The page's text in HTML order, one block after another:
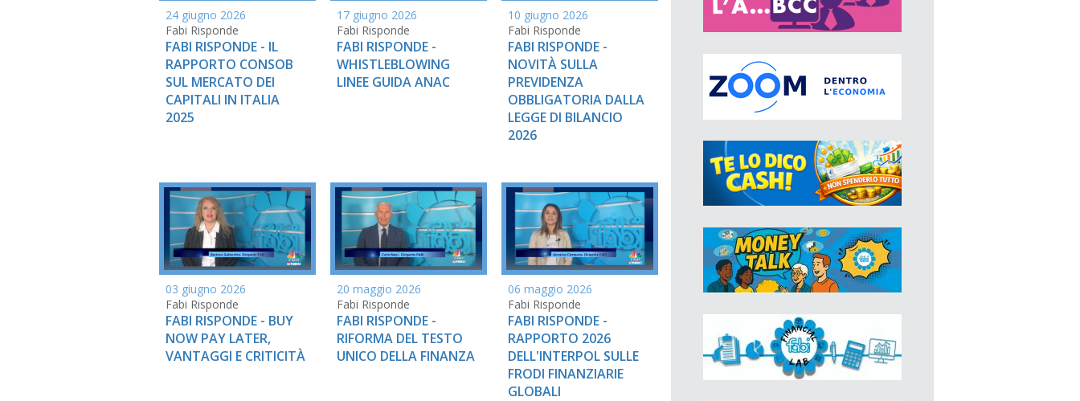
24 giugno 2026
Fabi Risponde
FABI RISPONDE - IL
RAPPORTO CONSOB
SUL MERCATO DEI
CAPITALI IN ITALIA
2025
17 giugno 2026
Fabi Risponde
FABI RISPONDE -
WHISTLEBLOWING
LINEE GUIDA ANAC
10 giugno 2026
Fabi Risponde
FABI RISPONDE -
NOVITÀ SULLA
PREVIDENZA
OBBLIGATORIA DALLA
LEGGE DI BILANCIO
2026
03 giugno 2026
Fabi Risponde
FABI RISPONDE - BUY
NOW PAY LATER,
VANTAGGI E CRITICITÀ
20 maggio 2026
Fabi Risponde
FABI RISPONDE -
RIFORMA DEL TESTO
UNICO DELLA FINANZA
06 maggio 2026
Fabi Risponde
FABI RISPONDE -
RAPPORTO 2026
DELL'INTERPOL SULLE
FRODI FINANZIARIE
GLOBALI